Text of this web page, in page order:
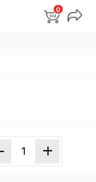
0